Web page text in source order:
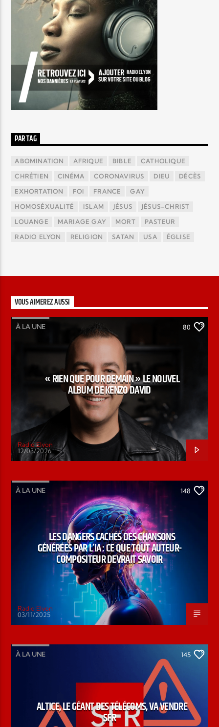
PAR TAG
ABOMINATION AFRIQUE BIBLE CATHOLIQUE
CHRÉTIEN CINÉMA CORONAVIRUS DIEU DÉCÈS
EXHORTATION FOI FRANCE GAY
HOMOSÉXUALITÉ ISLAM JÉSUS JÉSUS-CHRIST
LOUANGE MARIAGE GAY MORT PASTEUR
RADIO ELYON RELIGION SATAN USA ÉGLISE
VOUS AIMEREZ AUSSI
À LA UNE 80
« RIEN QUE POUR DEMAIN » LE NOUVEL
ALBUM DE KENZO DAVID
Radio Elyon
12/03/2026
À LA UNE 148
LES DANGERS CACHÉS DES CHANSONS
GÉNÉRÉES PAR L’IA : CE QUE TOUT AUTEUR-
COMPOSITEUR DEVRAIT SAVOIR
Radio Elyon
03/11/2025
À LA UNE 145
ALTICE, LE GÉANT DES TÉLÉCOMS, VA VENDRE
SFR